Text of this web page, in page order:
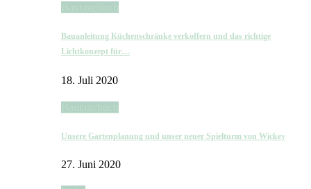
Bauanleitung Küchenschränke verkoffern und das richtige
Lichtkonzept für…
18. Juli 2020
Unsere Gartenplanung und unser neuer Spielturm von Wickey
27. Juni 2020